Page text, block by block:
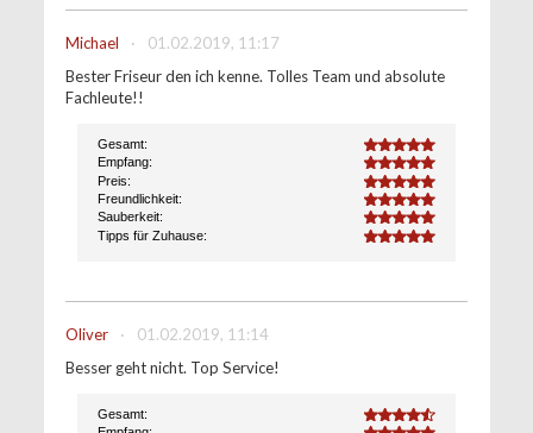
Michael ·
01.02.2019, 11:17
Bester Friseur den ich kenne. Tolles Team und absolute
Fachleute!!
Gesamt: 5.0
Empfang: 5.0
Preis: 5.0
Freundlichkeit: 5.0
Sauberkeit: 5.0
Tipps für Zuhause: 5.0
Oliver ·
01.02.2019, 11:14
Besser geht nicht. Top Service!
Gesamt: 4.6